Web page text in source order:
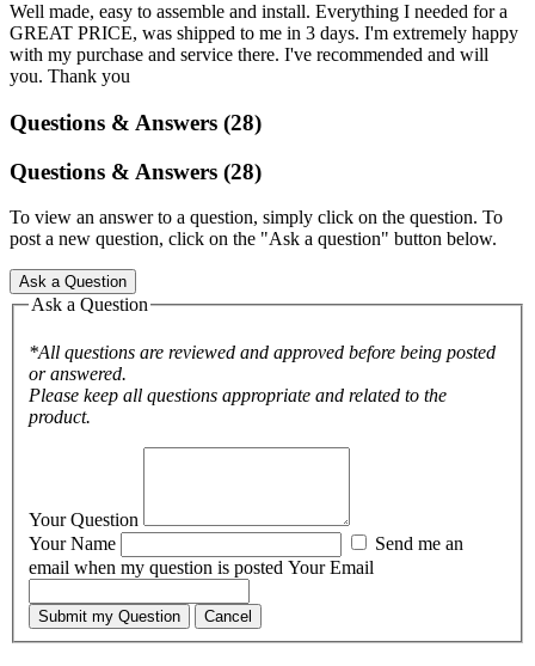
Well made, easy to assemble and install. Everything I needed for a
GREAT PRICE, was shipped to me in 3 days. I'm extremely happy
with my purchase and service there. I've recommended and will
you. Thank you
Questions & Answers (28)
Questions & Answers (28)
To view an answer to a question, simply click on the question. To
post a new question, click on the "Ask a question" button below.
Ask a Question
Ask a Question
*All questions are reviewed and approved before being posted
or answered.
Please keep all questions appropriate and related to the
product.
Your Question
Your Name
email when my question is posted Your Email
Submit my Question Cancel